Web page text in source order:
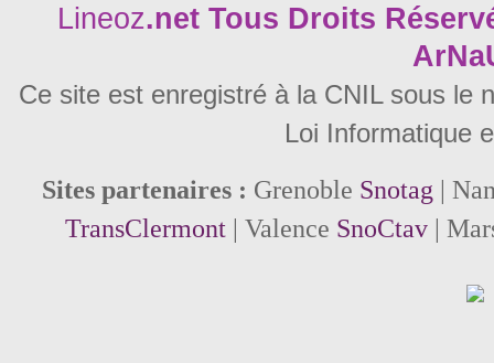
Lineoz.net Tous Droits
Ce site est enregistré à la CNIL sous le
Loi Informatique
Sites partenaires : Grenoble Snotag |
TransClermont| Valence SnoCtav|